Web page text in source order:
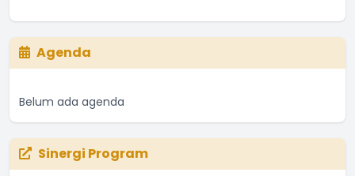
Agenda
Belum ada agenda
Sinergi Program